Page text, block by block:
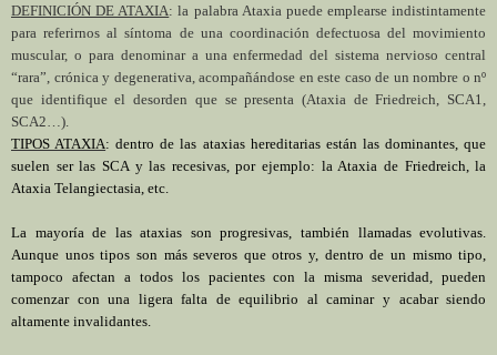
DEFINICIÓN DE ATAXIA: la palabra Ataxia puede emplearse indistintamente
para referirnos al síntoma de una coordinación defectuosa del movimiento
muscular, o para denominar a una enfermedad del sistema nervioso central
“rara”, crónica y degenerativa, acompañándose en este caso de un nombre o nº
que identifique el desorden que se presenta (Ataxia de Friedreich, SCA1,
SCA2…).
TIPOS ATAXIA: dentro de las ataxias hereditarias están las dominantes, que
suelen ser las SCA y las recesivas, por ejemplo: la Ataxia de Friedreich, la
Ataxia Telangiectasia, etc.
La mayoría de las ataxias son progresivas, también llamadas evolutivas.
Aunque unos tipos son más severos que otros y, dentro de un mismo tipo,
tampoco afectan a todos los pacientes con la misma severidad, pueden
comenzar con una ligera falta de equilibrio al caminar y acabar siendo
altamente invalidantes.